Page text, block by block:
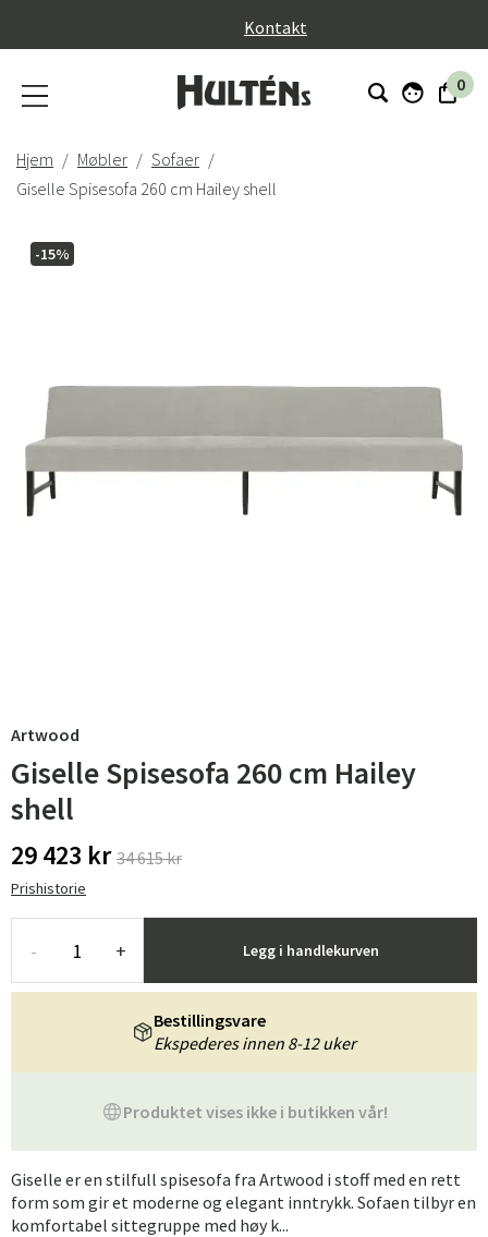
Kontakt
0
Hjem Møbler
Sofaer
Giselle Spisesofa 260 cm Hailey shell
-15%
Artwood
Giselle Spisesofa 260 cm Hailey
shell
29 423 kr 34 615 kr
Prishistorie
- + Legg i handlekurven
Produktet vises ikke i butikken vår!
Bestillingsvare
Ekspederes innen 8-12 uker
Giselle er en stilfull spisesofa fra Artwood i stoff med en rett
form som gir et moderne og elegant inntrykk. Sofaen tilbyr en
komfortabel sittegruppe med høy k...